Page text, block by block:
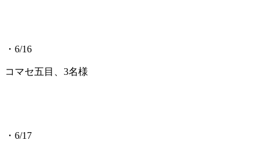
・6/16
コマセ五目、3名様
・6/17